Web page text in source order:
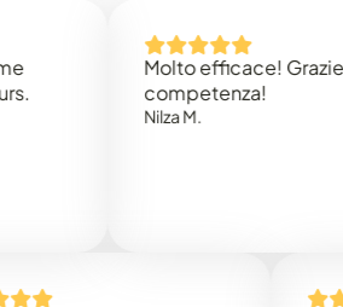
Molto efficace! Grazie per la
competenza!